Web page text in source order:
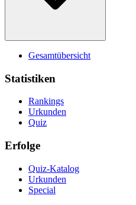
Gesamtübersicht
Statistiken
Rankings
Urkunden
Quiz
Erfolge
Quiz-Katalog
Urkunden
Special